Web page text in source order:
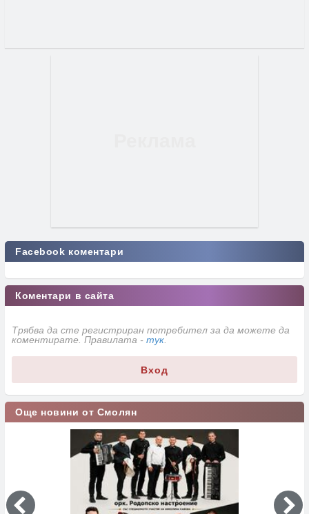
Facebook коментари
Коментари в сайта
Трябва да сте регистриран потребител за да можете да
коментирате. Правилата - тук
Вход
Още новини от Смолян